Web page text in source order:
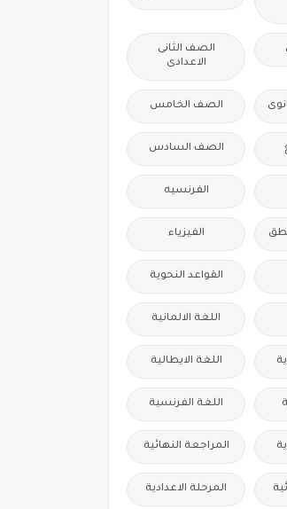
الصف الثانى
الاعدادى
الصف الخامس
الصف السادس
الفرنسيه
الفيزياء
القواعد النحوية
اللغة الالمانية
اللغة الايطالية
اللغة الفرنسية
المراجعة النهائية
المرحلة الاعدادية